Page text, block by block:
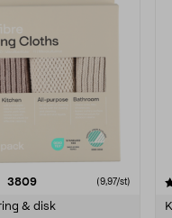
3809recensioner (9,97/st)
& disk
5 stjärnor